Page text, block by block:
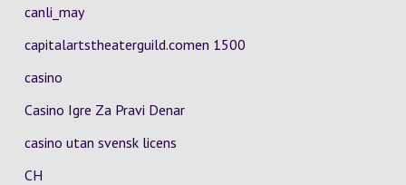
canli_may
capitalartstheaterguild.comen 1500
casino
Casino Igre Za Pravi Denar
casino utan svensk licens
CH